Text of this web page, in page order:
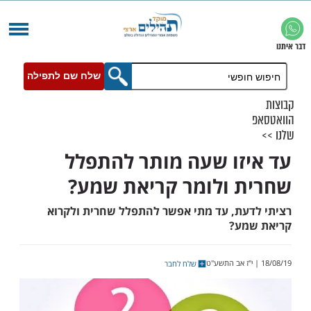
שלח שם לתפילה
שעה מותר להתפלל
ולומר קריאת שמע?
עד מתי אפשר להתפלל שחרית ולקרוא